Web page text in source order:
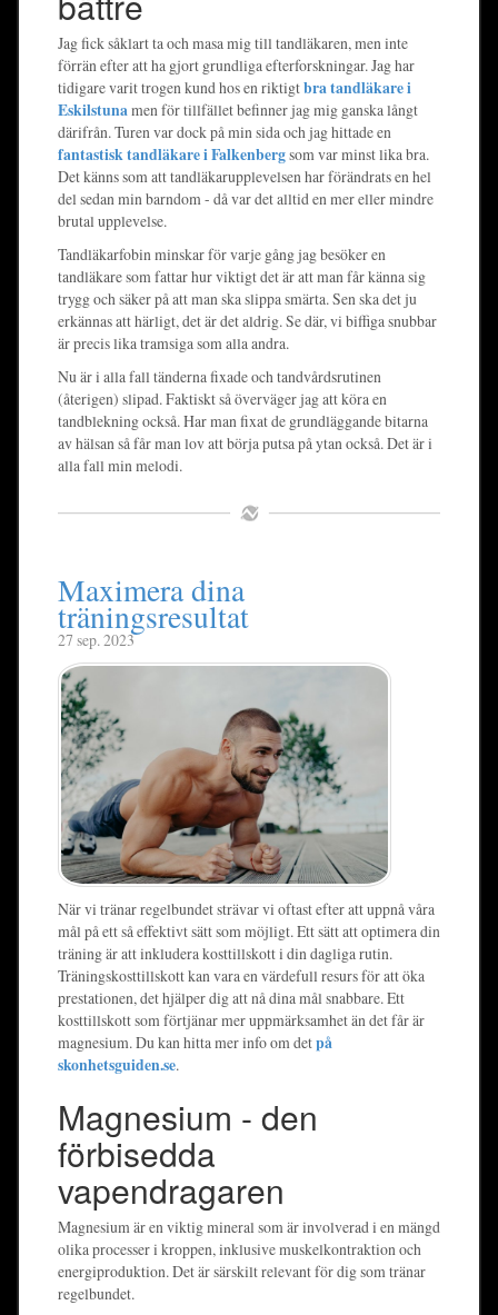
Jag fick såklart ta och masa mig till tandläkaren, men inte
förrän efter att ha gjort grundliga efterforskningar. Jag har
tidigare varit trogen kund hos en riktigtbra tandläkare i
Eskilstunamen för tillfället befinner jag mig ganska långt
därifrån. Turen var dock på min sida och jag hittade en
fantastisk tandläkare i Falkenbergsom var minst lika bra.
Det känns som att tandläkarupplevelsen har förändrats en hel
del sedan min barndom - då var det alltid en mer eller mindre
brutal upplevelse.
Tandläkarfobin minskar för varje gång jag besöker en
tandläkare som fattar hur viktigt det är att man får känna sig
trygg och säker på att man ska slippa smärta. Sen ska det ju
erkännas att härligt, det är det aldrig. Se där, vi biffiga snubbar
är precis lika tramsiga som alla andra.
Nu är i alla fall tänderna fixade och tandvårdsrutinen
(återigen) slipad. Faktiskt så överväger jag att köra en
tandblekning också. Har man fixat de grundläggande bitarna
av hälsan så får man lov att börja putsa på ytan också. Det är i
alla fall min melodi.
Maximera dina
träningsresultat
27 sep. 2023
När vi tränar regelbundet strävar vi oftast efter att uppnå våra
mål på ett så effektivt sätt som möjligt. Ett sätt att optimera din
träning är att inkludera kosttillskott i din dagliga rutin.
Träningskosttillskott kan vara en värdefull resurs för att öka
prestationen, det hjälper dig att nå dina mål snabbare. Ett
kosttillskott som förtjänar mer uppmärksamhet än det får är
magnesium. Du kan hitta mer info om detpå
skonhetsguiden.se.
Magnesium - den
förbisedda
vapendragaren
Magnesium är en viktig mineral som är involverad i en mängd
olika processer i kroppen, inklusive muskelkontraktion och
energiproduktion. Det är särskilt relevant för dig som tränar
regelbundet.